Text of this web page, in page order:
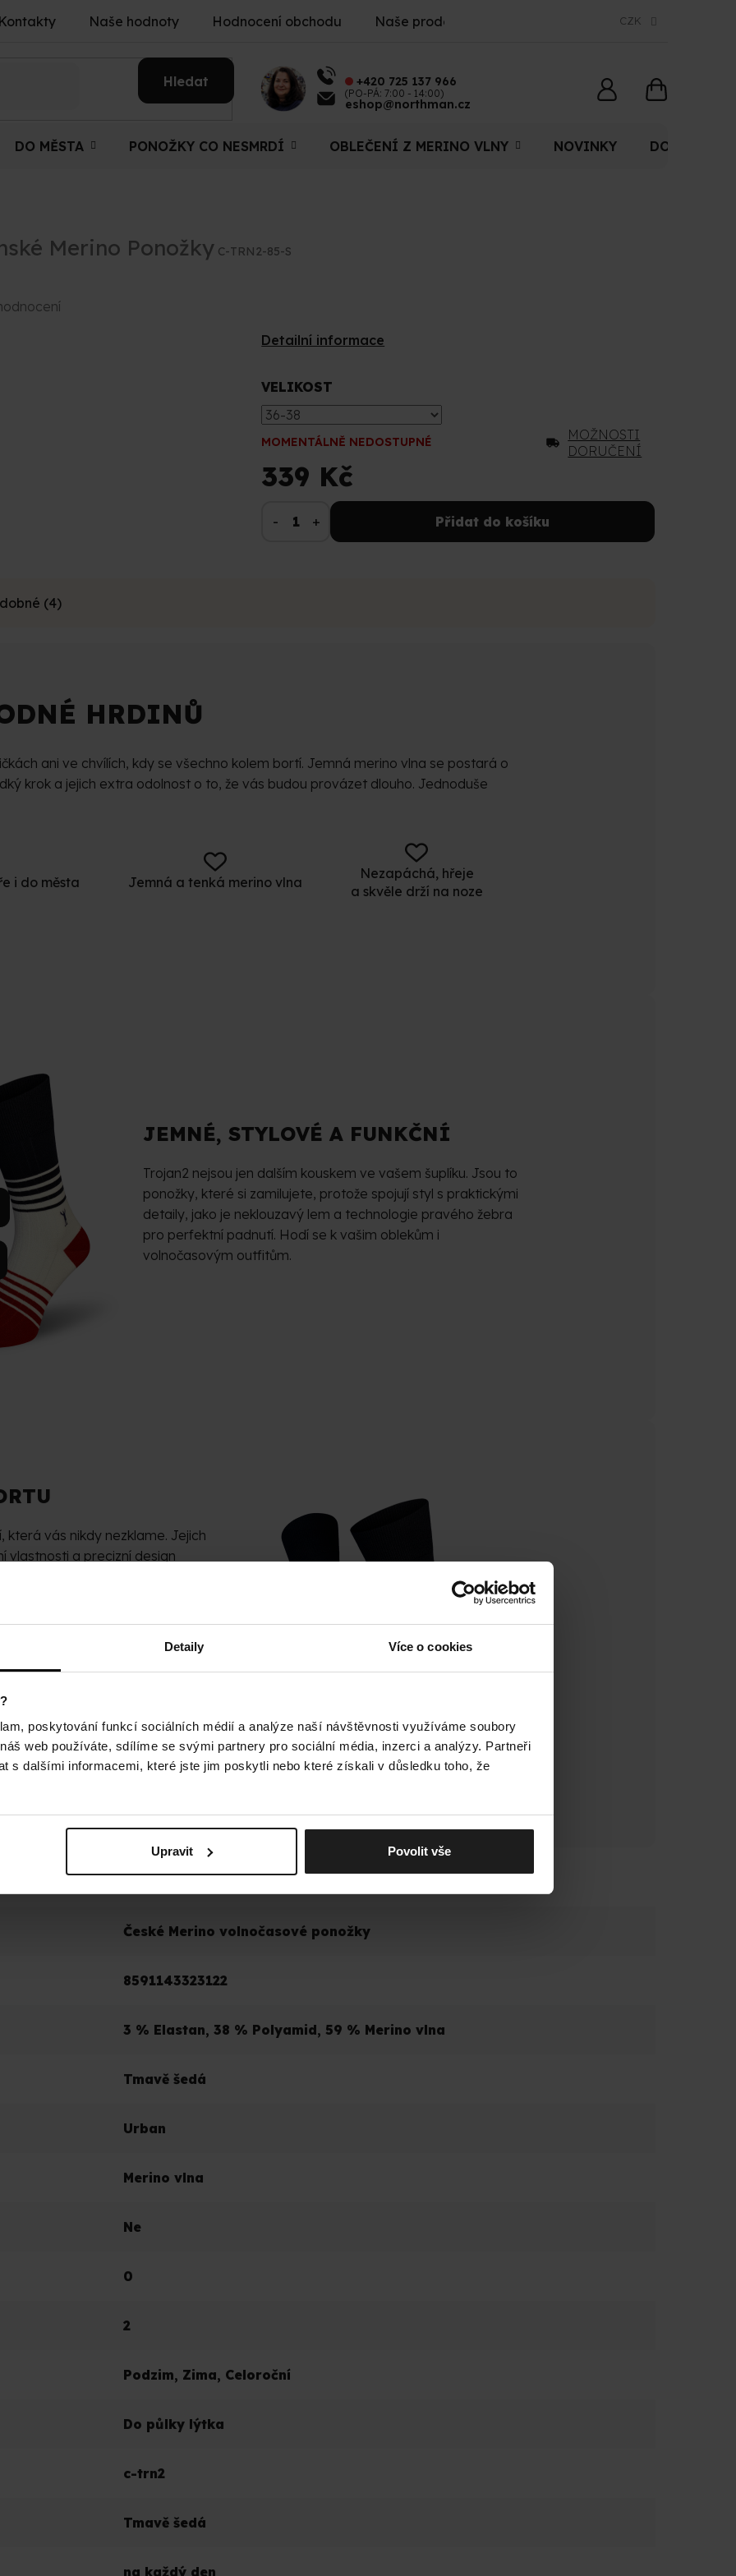
Detaily Více o cookies
poskytování funkcí sociálních médií a analýze naší návštěvnosti využíváme soubory
web používáte, sdílíme se svými partnery pro sociální média, inzerci a analýzy. Partneři
s dalšími informacemi, které jste jim poskytli nebo které získali v důsledku toho, že
Upravit Povolit vše
Kontakty Naše hodnoty Hodnocení obchodu Naše prodejny CZK
Hledat
NÁKUPNÍ
KOŠÍK
+420 725 137 966
(PO-PÁ: 7:00 - 14:00)
eshop@northman.cz
DO MĚSTA PONOŽKY CO NESMRDÍ OBLEČENÍ Z MERINO VLNY NOVINKY DOPLŇKY
Merino Ponožky C-TRN2-85-S
339 Kč
MOMENTÁLNĚ NEDOSTUPNÉ
VELIKOST
MOŽNOSTI
DORUČENÍ
Přidat do košíku
Detailní informace
(4)
HRDINŮ
ani ve chvílích, kdy se všechno kolem bortí. Jemná merino vlna se postará o
krok a jejich extra odolnost o to, že vás budou provázet dlouho. Jednoduše
i do města Jemná a tenká merino vlna
Nezapáchá, hřeje
a skvěle drží na noze
JEMNÉ, STYLOVÉ A FUNKČNÍ
Trojan2 nejsou jen dalším kouskem ve vašem šuplíku. Jsou to
ponožky, které si zamilujete, protože spojují styl s praktickými
detaily, jako je neklouzavý lem a technologie pravého žebra
pro perfektní padnutí. Hodí se k vašim oblekům i
volnočasovým outfitům.
která vás nikdy nezklame. Jejich
vlastnosti a precizní design
na noze
pohodlí
DOPLŇKOVÉ PARAMETRY
České Merino volnočasové ponožky
8591143323122
3 % Elastan, 38 % Polyamid, 59 % Merino vlna
Tmavě šedá
Urban
Merino vlna
Ne
0
2
Podzim, Zima, Celoroční
Do půlky lýtka
c-trn2
Tmavě šedá
na každý den